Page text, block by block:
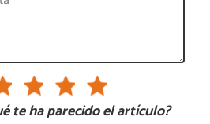
te ha parecido el artículo?